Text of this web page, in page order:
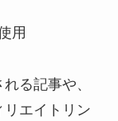
用
る記事や、
エイトリン